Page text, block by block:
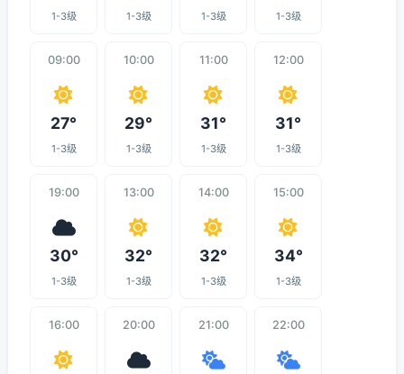
1-3级 1-3级 1-3级 1-3级
09:00
27°
1-3级
10:00
29°
1-3级
11:00
31°
1-3级
12:00
31°
1-3级
19:00
30°
1-3级
13:00
32°
1-3级
14:00
32°
1-3级
15:00
34°
1-3级
16:00 20:00 21:00 22:00